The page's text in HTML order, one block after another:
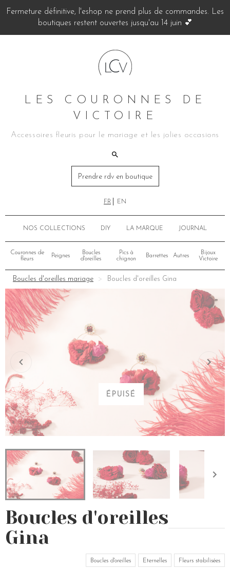
Fermeture définitive, l'eshop ne prend plus de commandes. Les
boutiques restent ouvertes jusqu'au 14 juin 💕
LES COURONNES DE
VICTOIRE
Accessoires fleuris pour le mariage et les jolies occasions
Prendre rdv en boutique
FR EN
NOS COLLECTIONS DIY LA MARQUE JOURNAL
Couronnes de
fleurs
Peignes
Boucles
d'oreilles
Pics à
chignon
Barrettes Autres
Bijoux
Victoire
Boucles d'oreilles mariage Boucles d'oreilles Gina
ÉPUISÉ
Boucles d'oreilles
Gina
Boucles d'oreilles Eternelles Fleurs stabilisées